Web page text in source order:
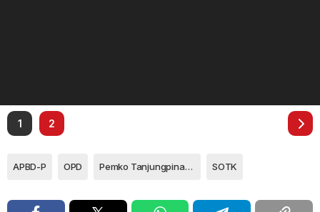
1 2
APBD-P OPD Pemko Tanjungpinang SOTK